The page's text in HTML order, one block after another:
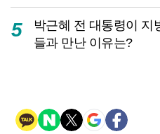
5
박근혜 전 대통령이 지
들과 만난 이유는?